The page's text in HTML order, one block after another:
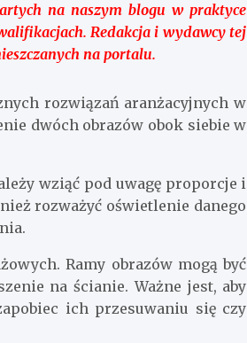
na naszym blogu w praktyce
Redakcja i wydawcy tej
na portalu.
rozwiązań aranżacyjnych w
dwóch obrazów obok siebie w
wziąć pod uwagę proporcje i
rozważyć oświetlenie danego
Ramy obrazów mogą być
na ścianie. Ważne jest, aby
ich przesuwaniu się czy